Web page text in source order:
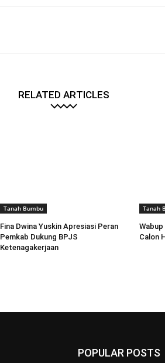
RELATED ARTICLES
Tanah Bumbu
Fina Dwina Yuskin Apresiasi Peran
Pemkab Dukung BPJS
Ketenagakerjaan
Tanah
Wabup
Calon
POPULAR POSTS